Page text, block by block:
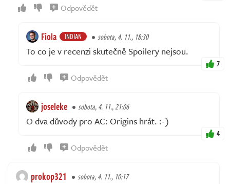
Odpovědět
Fiola INDIAN sobota, 4. 11., 18:30
To co je v recenzi skutečně Spoilery nejsou.
7
Odpovědět
joseleke sobota, 4. 11., 21:06
O dva důvody pro AC: Origins hrát. :-)
4
Odpovědět
prokop321 sobota, 4. 11., 10:17